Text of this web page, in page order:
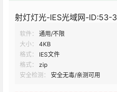
射灯灯光-IES光域网-ID:53-3
软件：
通用/不限
大小：
4KB
格式：
IES文件
格式：
zip
安全检测：
安全无毒/亲测可用